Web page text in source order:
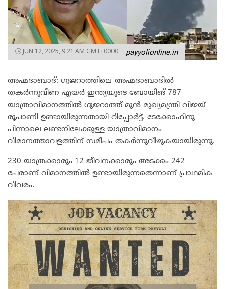
JUN 12, 2025, 9:21 AM GMT+0000 payyolionline.in
അഹ്മദാബാദ്: ഗുജറാത്തിലെ അഹ്മദാബാദിൽ
തകർന്നുവീണ എയർ ഇന്ത്യയുടെ ബോയിങ് 787
യാത്രാവിമാനത്തിൽ ഗുജറാത്ത് മുൻ മുഖ്യമന്ത്രി വിജയ്
രൂപാണി ഉണ്ടായിരുന്നതായി റിപ്പോർട്ട്. ടേക്കോഫിനു
പിന്നാലെ ലണ്ടനിലേക്കുള്ള യാത്രാവിമാനം
വിമാനത്താവളത്തിന് സമീപം തകർന്നുവീഴുകയായിരുന്നു.
230 യാത്രക്കാരും 12 ജീവനക്കാരും അടക്കം 242
പേരാണ് വിമാനത്തിൽ ഉണ്ടായിരുന്നതെന്നാണ് പ്രാഥമിക
വിവരം.